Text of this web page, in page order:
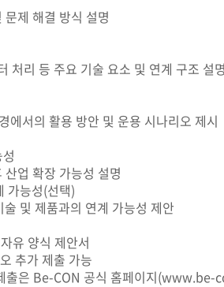
제 해결 방식 설명
처리 등 주요 기술 요소 및 연계 구조 설명
에서의 활용 방안 및 운용 시나리오 제시
업 확장 가능성 설명
가능성(선택)
및 제품과의 연계 가능성 제안
유 양식 제안서
추가 제출 가능
은 Be-CON 공식 홈페이지(www.be-